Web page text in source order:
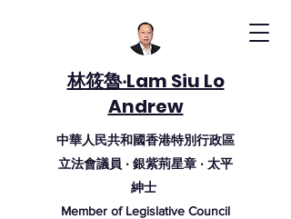
林筱魯‧Lam Siu Lo
Andrew
中華人民共和國香港特別行政區
立法會議員 ‧ 銀紫荊星章 ‧ 太平
紳士
Member of Legislative Council